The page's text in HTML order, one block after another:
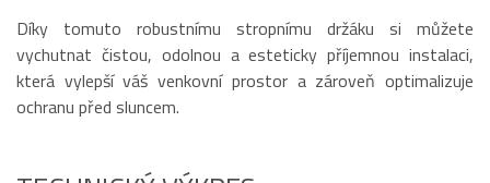
Díky tomuto robustnímu stropnímu držáku si můžete
vychutnat čistou, odolnou a esteticky příjemnou instalaci,
která vylepší váš venkovní prostor a zároveň optimalizuje
ochranu před sluncem.